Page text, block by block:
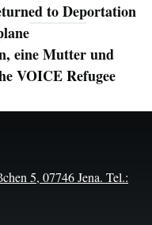
to Deportation
eine Mutter und
VOICE Refugee
5, 07746 Jena. Tel.: